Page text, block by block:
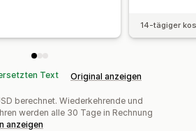
14-tägiger
Text Original anzeigen
berechnet. Wiederkehrende und
werden alle 30 Tage in Rechnung
anzeigen